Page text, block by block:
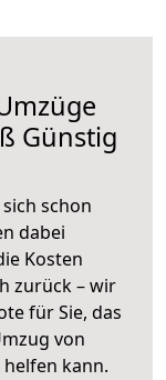
Günstig
schon
dabei
Kosten
zurück – wir
für Sie, das
von
kann.